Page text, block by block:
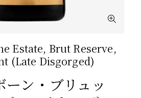
Estate, Brut Reserve,
(Late Disgorged)
ーン・ブリュッ